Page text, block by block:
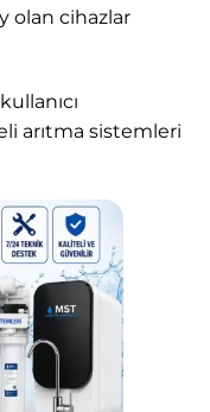
olan cihazlar
arıtma sistemleri